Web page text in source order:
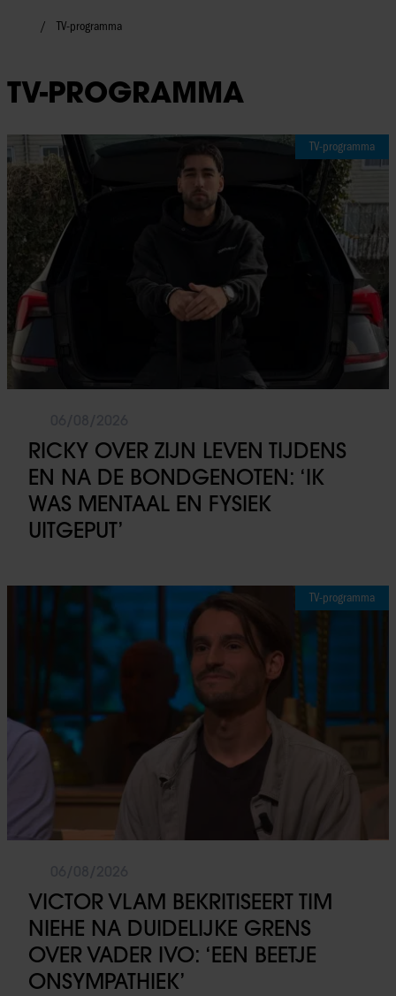
TV-programma
TV-PROGRAMMA
TV-programma
RICKY OVER ZIJN LEVEN TIJDENS
EN NA DE BONDGENOTEN: ‘IK
WAS MENTAAL EN FYSIEK
UITGEPUT’
TV-programma
VICTOR VLAM BEKRITISEERT TIM
NIEHE NA DUIDELIJKE GRENS
OVER VADER IVO: ‘EEN BEETJE
ONSYMPATHIEK’